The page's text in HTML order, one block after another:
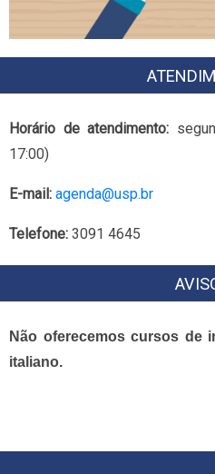
Horário de atendimento:
17:00)
E-mail: agenda@usp.br
Telefone: 3091 4645
Não oferecemos cursos de
italiano.